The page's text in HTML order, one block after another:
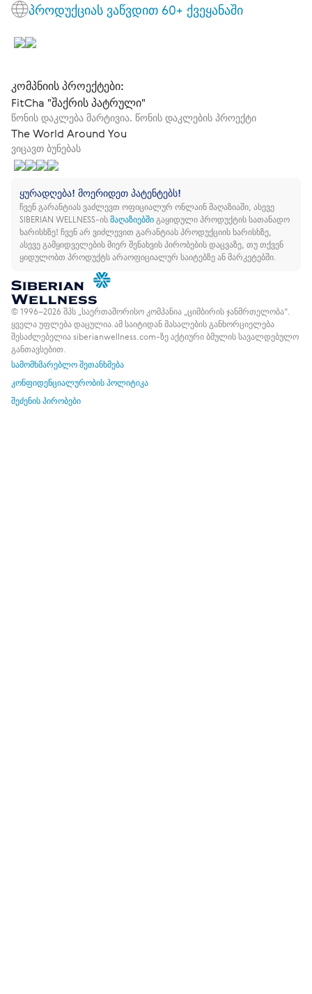
პროდუქციას ვაწვდით 60+ ქვეყანაში
კომპნიის პროექტები:
FitCha "შაქრის პატრული"
წონის დაკლება მარტივია. წონის დაკლების პროექტი
The World Around You
ვიცავთ ბუნებას
ყურადღება! მოერიდეთ პატენტებს!
ჩვენ გარანტიას ვაძლევთ ოფიციალურ ონლაინ მაღაზიაში, ასევე
SIBERIAN WELLNESS-ისმაღაზიებშიგაყიდული პროდუქტის სათანადო
ხარისხზე! ჩვენ არ ვიძლევით გარანტიას პროდუქციის ხარისხზე,
ასევე გამყიდველების მიერ შენახვის პირობების დაცვაზე, თუ თქვენ
ყიდულობთ პროდუქტს არაოფიციალურ საიტებზე ან მარკეტებში.
© 1996–2026 შპს „საერთაშორისო კომპანია „ციმბირის ჯანმრთელობა“.
ყველა უფლება დაცულია. ამ საიტიდან მასალების განხორციელება
შესაძლებელია siberianwellness.com-ზე აქტიური ბმულის სავალდებულო
განთავსებით.
სამომხმარებლო შეთანხმება
კონფიდენციალურობის პოლიტიკა
შეძენის პირობები